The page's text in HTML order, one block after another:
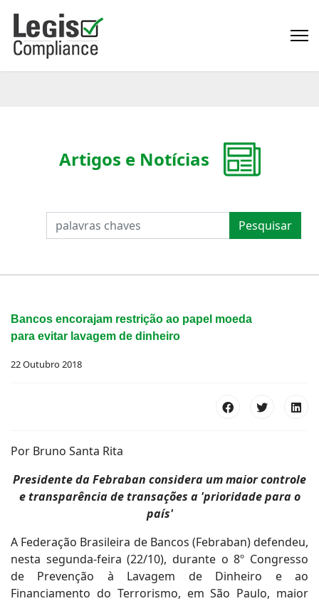
PESQUISAR Pesquisar
Artigos e Notícias
Bancos encorajam restrição ao papel moeda
para evitar lavagem de dinheiro
22 Outubro 2018
Por Bruno Santa Rita
Presidente da Febraban considera um maior controle
e transparência de transações a 'prioridade para o
país'
A Federação Brasileira de Bancos (Febraban) defendeu,
nesta segunda-feira (22/10), durante o 8º Congresso
de Prevenção à Lavagem de Dinheiro e ao
Financiamento do Terrorismo, em São Paulo, maior